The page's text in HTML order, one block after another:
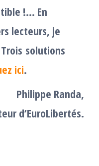
!… En
lecteurs, je
Trois solutions
ici.
Philippe Randa,
d’EuroLibertés.